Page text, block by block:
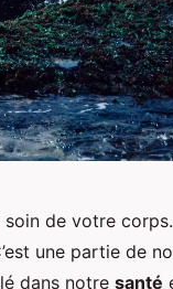
de votre
une partie de
dans notre santé